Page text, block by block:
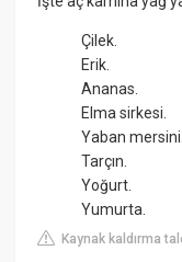
Çilek.
Erik.
Ananas.
Elma sirkesi.
Yaban mersini.
Tarçın.
Yoğurt.
Yumurta.
Kaynak kaldırma